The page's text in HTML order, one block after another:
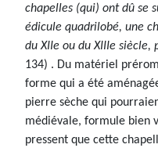
chapelles (qui) ont dû se
édicule quadrilobé, une
du XIIe ou du XIIIe siècle,
134) . Du matériel
forme qui a été
pierre sèche qui
médiévale, formule bien
pressent que cette